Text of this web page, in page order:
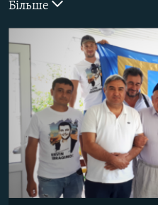
СВІДЧЕННЯ ОКУПАЦІЇ
УКРАЇНСЬКА ПРОБЛЕМА КРИМУ
ІНФОГРАФІКА
Русский
Qırımtatar
ДОЛУЧАЙСЯ!
Усі сайти RFE/RL
Більше